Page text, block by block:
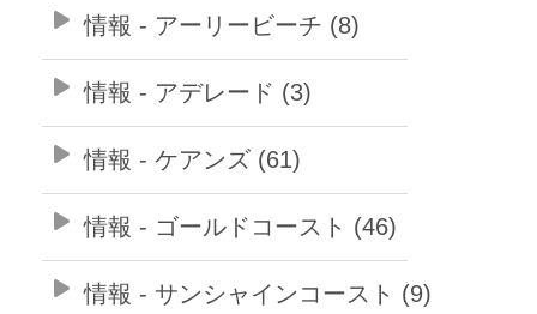
情報 - アーリービーチ (8)
情報 - アデレード (3)
情報 - ケアンズ (61)
情報 - ゴールドコースト (46)
情報 - サンシャインコースト (9)